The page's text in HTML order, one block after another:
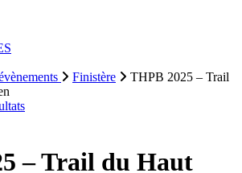
Finistère
THPB 2025 – Trail
– Trail du Haut